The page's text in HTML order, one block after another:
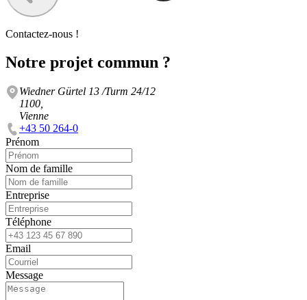
Contactez-nous !
Notre projet commun ?
Wiedner Gürtel 13 /Turm 24/12
1100,
Vienne
+43 50 264-0
Prénom
Nom de famille
Entreprise
Téléphone
Email
Message